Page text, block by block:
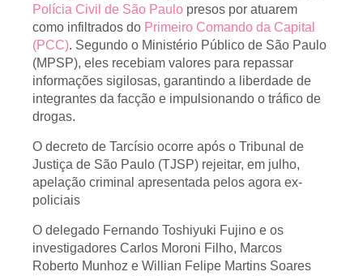
Polícia Civil de São Paulo presos por atuarem
como infiltrados do Primeiro Comando da Capital
(PCC). Segundo o Ministério Público de São Paulo
(MPSP), eles recebiam valores para repassar
informações sigilosas, garantindo a liberdade de
integrantes da facção e impulsionando o tráfico de
drogas.
O decreto de Tarcísio ocorre após o Tribunal de
Justiça de São Paulo (TJSP) rejeitar, em julho,
apelação criminal apresentada pelos agora ex-
policiais
O delegado Fernando Toshiyuki Fujino e os
investigadores Carlos Moroni Filho, Marcos
Roberto Munhoz e Willian Felipe Martins Soares